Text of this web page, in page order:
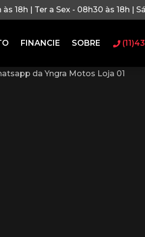
às 18h | Ter a Sex - 08h30 às 18h |
FINANCIE SOBRE
da Yngra Motos Loja 01